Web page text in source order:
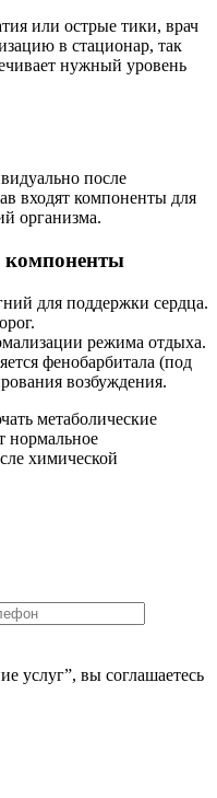
или острые тики, врач
в стационар, так
нужный уровень
после
входят компоненты для
организма.
компоненты
для поддержки сердца.
режима отдыха.
фенобарбитала (под
возбуждения.
метаболические
нормальное
химической
услуг”, вы соглашаетесь